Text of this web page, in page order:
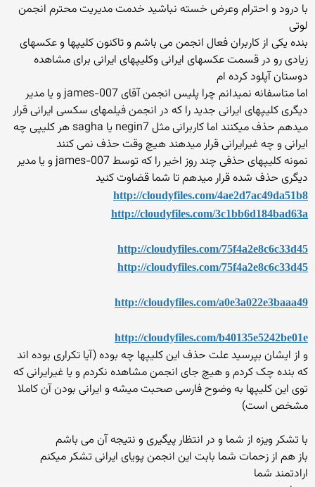
با درود و احترام وعرض خسته نباشید خدمت مدیریت محترم انجمن
لوتی
بنده یکی از کاربران فعال انجمن می باشم و تاکنون کلیپها و عکسهای
زیادی رو در قسمت عکسهای ایرانی وکلیپهای ایرانی برای مشاهده
دوستان آپلود کرده ام
اما متاسفانه نمیدانم چرا پلیس انجمن آقای james-007 و یا مدیر
دیگری کلیپهای ایرانی جدید را که در انجمن فیلمهای سکسی ایرانی قرار
میدهم حذف میکنند اما کاربرانی مثل negin7 یا sagha هر کلیپی چه
ایرانی و چه غیرایرانی قرار میدهند هیچ وقت حذف نمی کنند
نمونه کلیپهای حذفی چند روز اخیر را که توسط james-007 و یا مدیر
دیگری حذف شده قرار میدهم تا شما قضاوت کنید
http://cloudyfiles.com/4ae2d7ac49da51b8
http://cloudyfiles.com/3c1bb6d184bad63a
http://cloudyfiles.com/75f4a2e8c6c33d45
http://cloudyfiles.com/75f4a2e8c6c33d45
http://cloudyfiles.com/a0e3a022e3baaa49
http://cloudyfiles.com/b40135e5242be01e
و از ایشان بپرسید علت حذف این کلیپها چه بوده (آیا تکراری بوده اند
که بنده چک کردم و هیچ جای انجمن مشاهده نکردم و یا غیرایرانی که
توی این کلیپها به وضوح فارسی صحبت میشه و ایرانی بودن آن کاملا
مشخص است)
با تشکر ویزه از شما و در انتظار پیگیری و نتیجه آن می باشم
باز هم از زحمات شما بابت این انجمن پویای ایرانی تشکر میکنم
ارادتمند شما